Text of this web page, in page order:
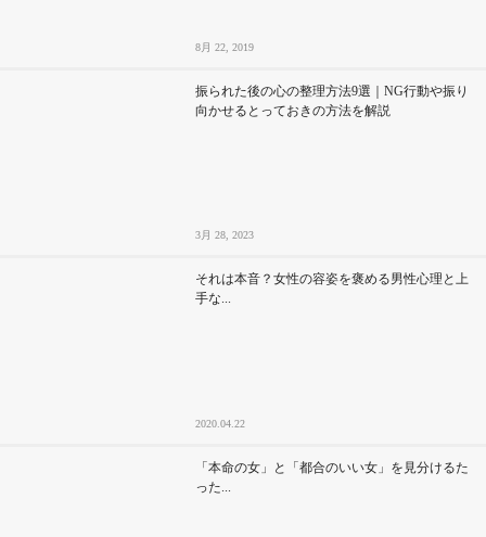
8月 22, 2019
振られた後の心の整理方法9選｜NG行動や振り
向かせるとっておきの方法を解説
3月 28, 2023
それは本音？女性の容姿を褒める男性心理と上
手な...
2020.04.22
「本命の女」と「都合のいい女」を見分けるた
った...